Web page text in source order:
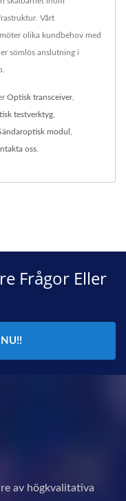
Vårt
olika kundbehov med
sömlös anslutning i
Optisk transceiver,
testverktyg
modul
oss
Frågor Eller
NU!!
av högkvalitativa